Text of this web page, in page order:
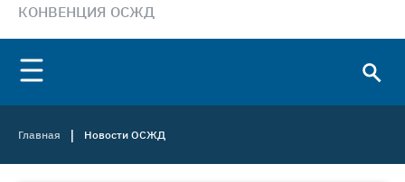
КОНВЕНЦИЯ ОСЖД
Главная | Новости ОСЖД